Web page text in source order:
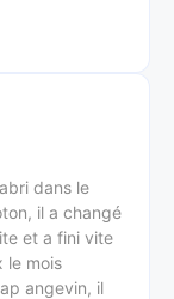
dans le
il a changé
et a fini vite
le mois
angevin, il